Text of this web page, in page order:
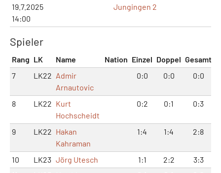
19.7.2025
14:00
Jungingen 2
Spieler
Rang LK Name Nation Einzel Doppel Gesamt
7
LK22 Admir
Arnautovic
0:0 0:0 0:0
8 LK22 Kurt
Hochscheidt
0:2 0:1 0:3
9 LK22 Hakan
Kahraman
1:4 1:4 2:8
10 LK23 Jörg Utesch 1:1 2:2
3:3